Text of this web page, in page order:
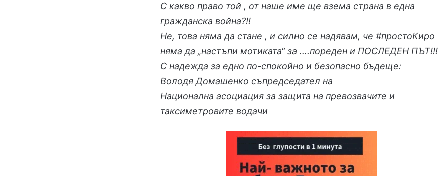
С какво право той , от наше име ще взема страна в една
гражданска война?!!
Не, това няма да стане , и силно се надявам, че #простоКиро
няма да „настъпи мотиката“ за ….пореден и ПОСЛЕДЕН ПЪТ!!!
С надежда за едно по-спокойно и безопасно бъдеще:
Володя Домашенко съпредседател на
Национална асоциация за защита на превозвачите и
таксиметровите водачи